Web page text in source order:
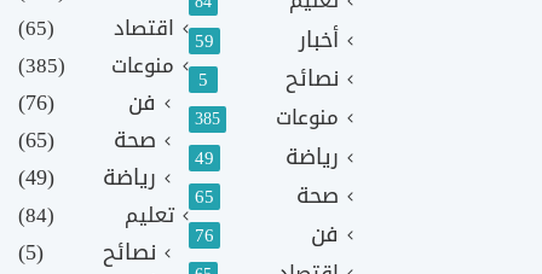
أخبار 59
نصائح 5
منوعات 385
رياضة 49
صحة 65
فن 76
اقتصاد
(65)
منوعات
(385)
فن
(76)
صحة
(65)
رياضة
(49)
تعليم (84)
نصائح
(5)